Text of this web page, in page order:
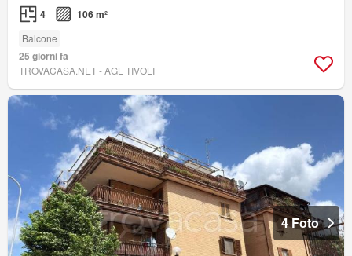
4 106 m²
Balcone
25 giorni fa
TROVACASA.NET - AGL TIVOLI
4 Foto